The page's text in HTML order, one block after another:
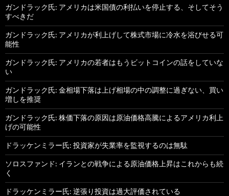
ガンドラック氏: アメリカは米国債の利払いを停止する、そしてそう
すべきだ
ガンドラック氏: アメリカが利上げして株式市場に冷水を浴びせる可
能性
ガンドラック氏: アメリカの若者はもうビットコインの話をしていな
い
ガンドラック氏: 金相場下落は上げ相場の中の調整に過ぎない、買い
増しを推奨
ガンドラック氏: 株価下落の原因は原油価格高騰によるアメリカ利上
げの可能性
ドラッケンミラー氏: 投資家が失業率を監視するのは無駄
ソロスファンド: イランとの戦争による原油価格上昇はこれからも続
く
ドラッケンミラー氏: 逆張り投資は過大評価されている